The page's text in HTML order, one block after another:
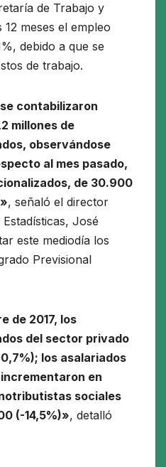
de Trabajo y
meses el empleo
debido a que se
de trabajo.
contabilizaron
millones de
observándose
al mes pasado,
de 30.900
, señaló el director
José
este mediodía los
Previsional
de 2017, los
del sector privado
los asalariados
en
sociales
(-14,5%)», detalló